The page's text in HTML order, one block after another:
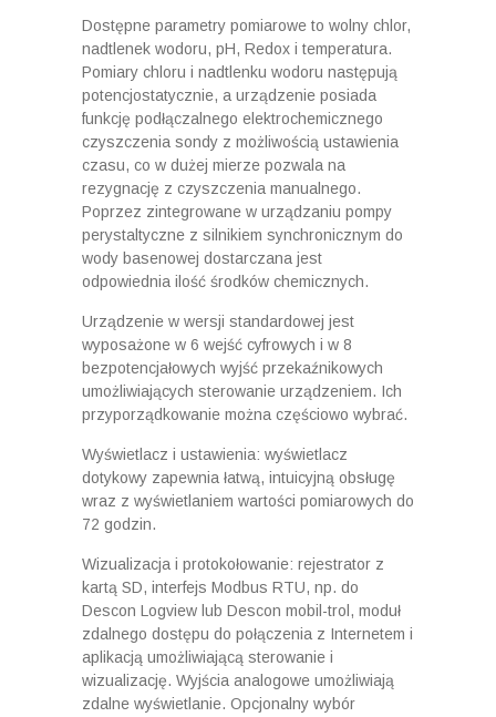
Dostępne parametry pomiarowe to wolny chlor,
nadtlenek wodoru, pH, Redox i temperatura.
Pomiary chloru i nadtlenku wodoru następują
potencjostatycznie, a urządzenie posiada
funkcję podłączalnego elektrochemicznego
czyszczenia sondy z możliwością ustawienia
czasu, co w dużej mierze pozwala na
rezygnację z czyszczenia manualnego.
Poprzez zintegrowane w urządzaniu pompy
perystaltyczne z silnikiem synchronicznym do
wody basenowej dostarczana jest
odpowiednia ilość środków chemicznych.
Urządzenie w wersji standardowej jest
wyposażone w 6 wejść cyfrowych i w 8
bezpotencjałowych wyjść przekaźnikowych
umożliwiających sterowanie urządzeniem. Ich
przyporządkowanie można częściowo wybrać.
Wyświetlacz i ustawienia: wyświetlacz
dotykowy zapewnia łatwą, intuicyjną obsługę
wraz z wyświetlaniem wartości pomiarowych do
72 godzin.
Wizualizacja i protokołowanie: rejestrator z
kartą SD, interfejs Modbus RTU, np. do
Descon Logview lub Descon mobil-trol, moduł
zdalnego dostępu do połączenia z Internetem i
aplikacją umożliwiającą sterowanie i
wizualizację. Wyjścia analogowe umożliwiają
zdalne wyświetlanie. Opcjonalny wybór